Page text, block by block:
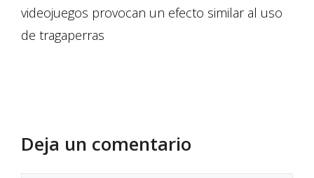
videojuegos provocan un efecto similar al uso
de tragaperras
Deja un comentario